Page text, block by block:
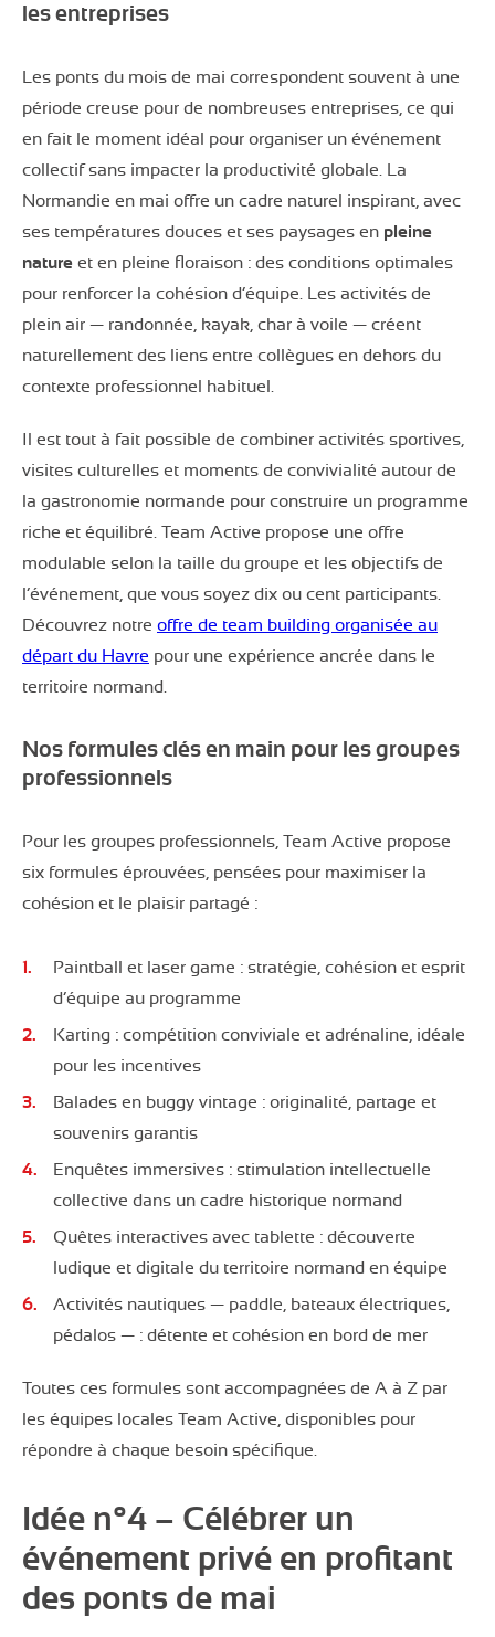
les entreprises
Les ponts du mois de mai correspondent souvent à une
période creuse pour de nombreuses entreprises, ce qui
en fait le moment idéal pour organiser un événement
collectif sans impacter la productivité globale. La
Normandie en mai offre un cadre naturel inspirant, avec
ses températures douces et ses paysages en pleine
nature et en pleine floraison : des conditions optimales
pour renforcer la cohésion d’équipe. Les activités de
plein air — randonnée, kayak, char à voile — créent
naturellement des liens entre collègues en dehors du
contexte professionnel habituel.
Il est tout à fait possible de combiner activités sportives,
visites culturelles et moments de convivialité autour de
la gastronomie normande pour construire un programme
riche et équilibré. Team Active propose une offre
modulable selon la taille du groupe et les objectifs de
l’événement, que vous soyez dix ou cent participants.
Découvrez notre offre de team building organisée au
départ du Havre pour une expérience ancrée dans le
territoire normand.
Nos formules clés en main pour les groupes
professionnels
Pour les groupes professionnels, Team Active propose
six formules éprouvées, pensées pour maximiser la
cohésion et le plaisir partagé :
Paintball et laser game : stratégie, cohésion et esprit
d’équipe au programme
Karting : compétition conviviale et adrénaline, idéale
pour les incentives
Balades en buggy vintage : originalité, partage et
souvenirs garantis
Enquêtes immersives : stimulation intellectuelle
collective dans un cadre historique normand
Quêtes interactives avec tablette : découverte
ludique et digitale du territoire normand en équipe
Activités nautiques — paddle, bateaux électriques,
pédalos — : détente et cohésion en bord de mer
Toutes ces formules sont accompagnées de A à Z par
les équipes locales Team Active, disponibles pour
répondre à chaque besoin spécifique.
Idée n°4 – Célébrer un
événement privé en profitant
des ponts de mai